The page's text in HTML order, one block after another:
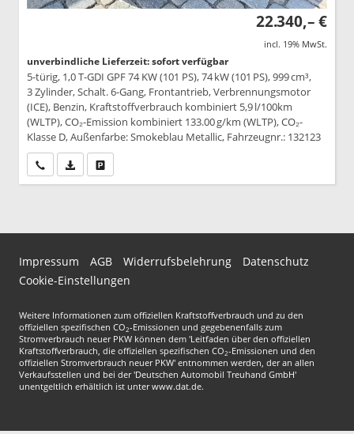
22.340,– €
incl. 19% MwSt.
unverbindliche Lieferzeit: sofort verfügbar
5-türig, 1,0 T-GDI GPF 74 KW (101 PS), 74 kW (101 PS), 999 cm³,
3 Zylinder, Schalt. 6-Gang, Frontantrieb, Verbrennungsmotor
(ICE), Benzin, Kraftstoffverbrauch kombiniert 5,9 l/100km
(WLTP), CO₂-Emission kombiniert 133.00 g/km (WLTP), CO₂-
Klasse D, Außenfarbe: Smokeblau Metallic, Fahrzeugnr.: 132123
Wir rufen Sie anPDF-Datei, Fahrzeugexposé drucken
Impressum AGB Widerrufsbelehrung
Datenschutz
Cookie-Einstellungen
Weitere Informationen zum offiziellen Kraftstoffverbrauch und zu den
offiziellen spezifischen CO2-Emissionen und gegebenenfalls zum
Stromverbrauch neuer PKW können dem 'Leitfaden über den offiziellen
Kraftstoffverbrauch, die offiziellen spezifischen CO2-Emissionen und den
offiziellen Stromverbrauch neuer PKW' entnommen werden, der an allen
Verkaufsstellen und bei der 'Deutschen Automobil Treuhand GmbH'
unentgeltlich erhältlich ist unter www.dat.de.